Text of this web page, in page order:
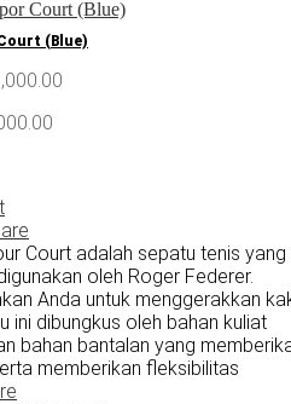
(Blue)
Court adalah sepatu tenis yang
oleh Roger Federer.
Anda untuk menggerakkan
ini dibungkus oleh bahan kuliat
bahan bantalan yang
memberikan fleksibilitas